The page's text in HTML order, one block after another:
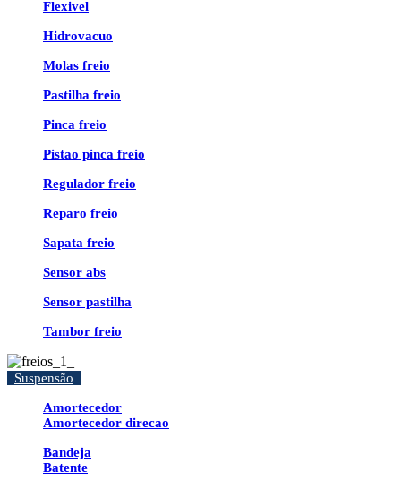
Flexivel
Hidrovacuo
Molas freio
Pastilha freio
Pinca freio
Pistao pinca freio
Regulador freio
Reparo freio
Sapata freio
Sensor abs
Sensor pastilha
Tambor freio
Suspensão
Amortecedor
Amortecedor direcao
Bandeja
Batente